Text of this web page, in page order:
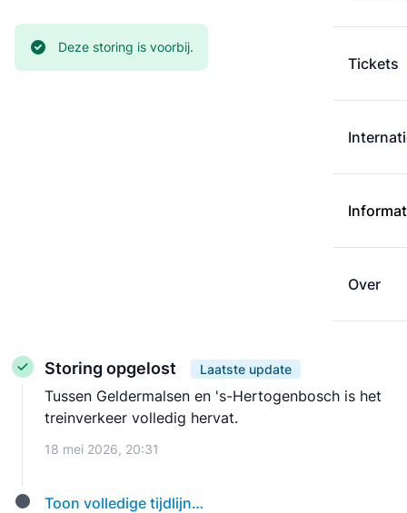
Tickets
Over
Huidige status:
Deze storing is voorbij.
Storing opgelost Laatste update
Tussen Geldermalsen en 's-Hertogenbosch is het
treinverkeer volledig hervat.
18 mei 2026, 20:31
Toon volledige tijdlijn…